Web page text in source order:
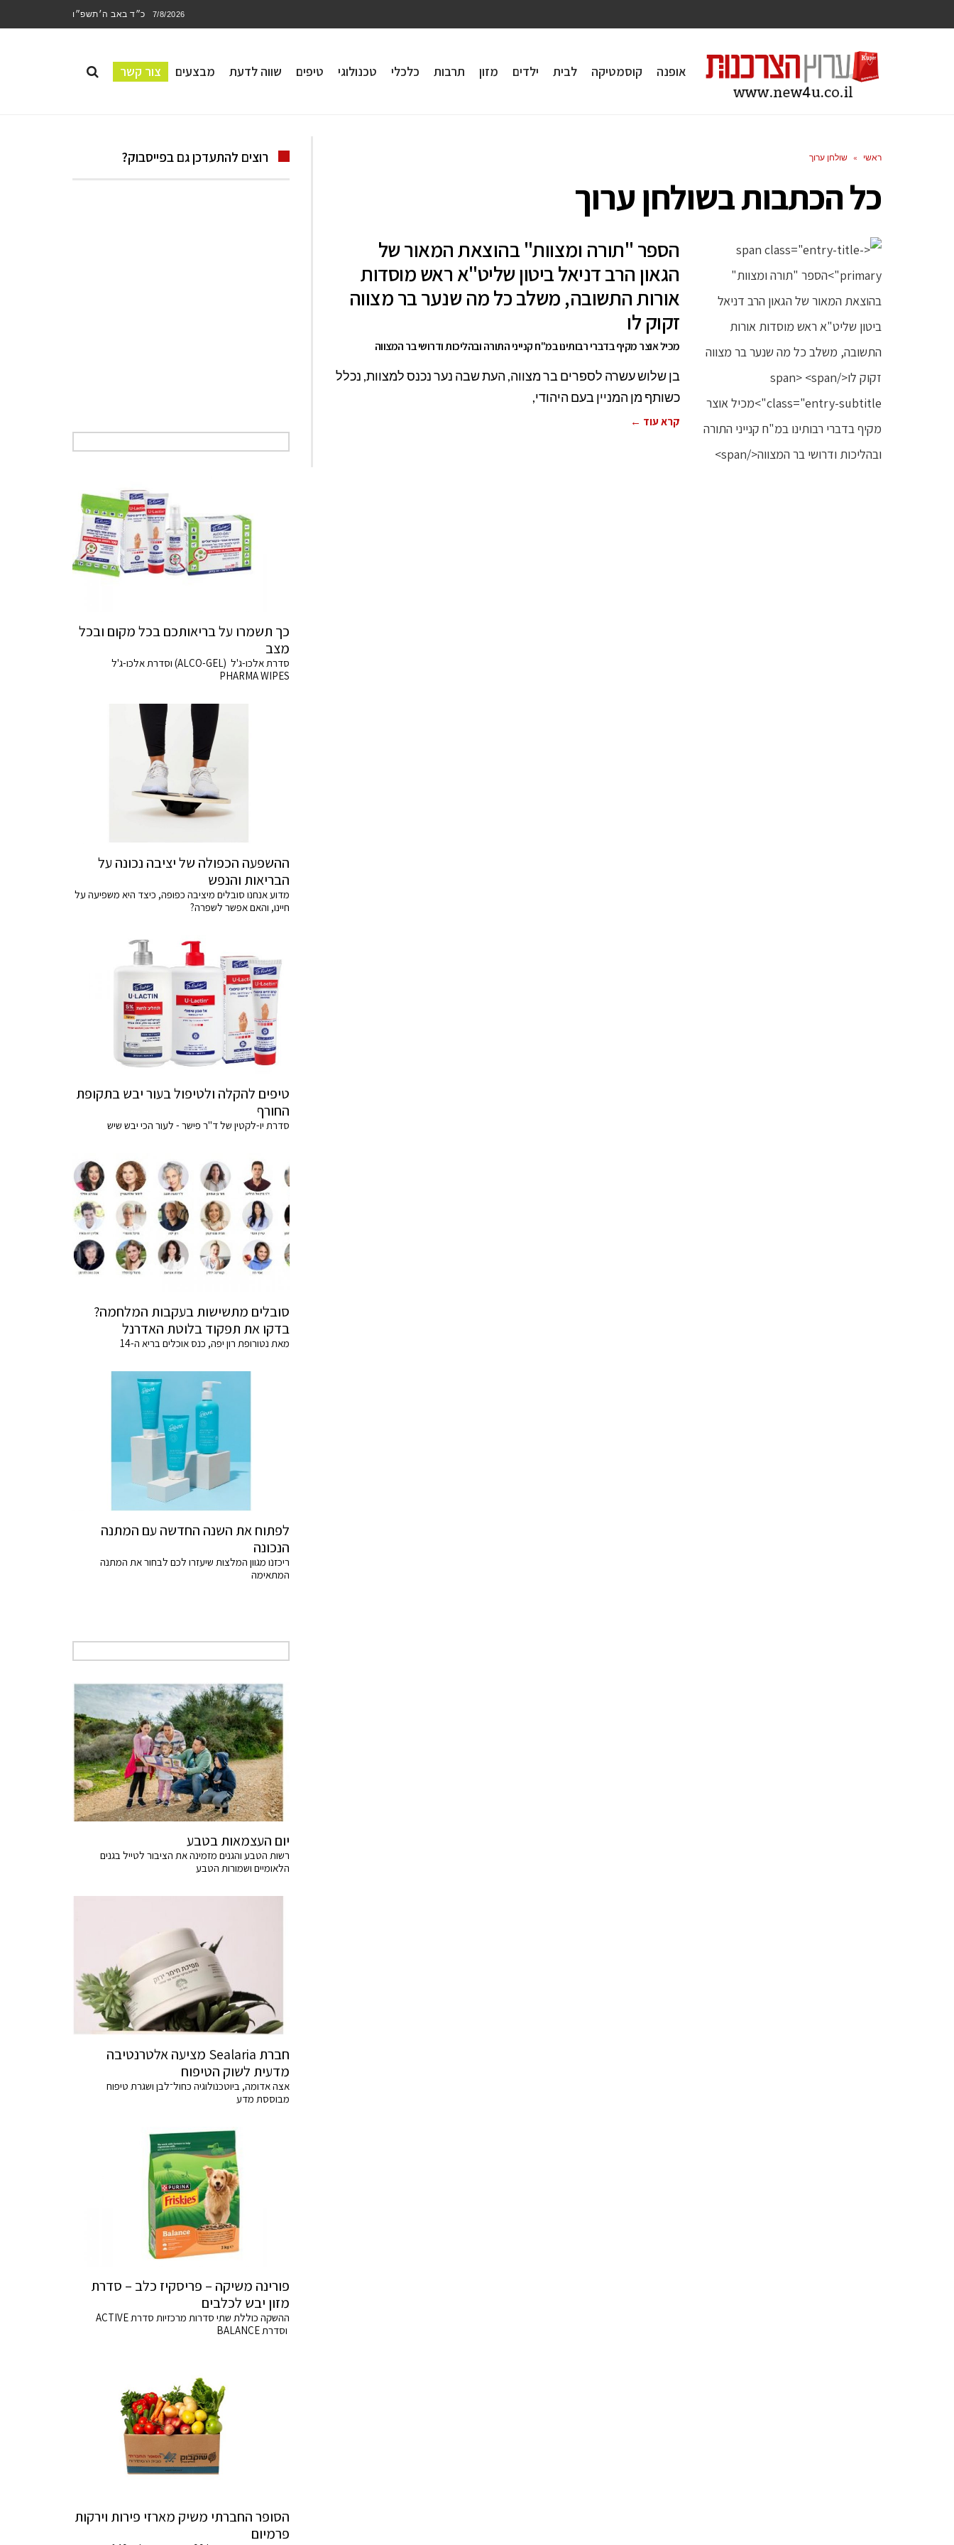
7/8/2026 כ״ד באב ה׳תשפ״ו
אופנה קוסמטיקה לבית ילדים מזון תרבות כלכלי טכנולוגי טיפים שווה לדעת מבצעים צור קשר
ראשי » שולחן ערוך
כל הכתבות בשולחן ערוך
הספר "תורה ומצוות" בהוצאת המאור של
הגאון הרב דניאל ביטון שליט"א ראש מוסדות
אורות התשובה, משלב כל מה שנער בר מצווה
זקוק לו
מכיל אוצר מקיף בדברי רבותינו במ"ח קנייני התורה ובהליכות ודרושי בר המצווה
בן שלוש עשרה לספרים בר מצווה, העת שבה נער נכנס למצוות, נכלל
כשותף מן המניין בעם היהודי,
קרא עוד ←
רוצים להתעדכן גם בפייסבוק?
כך תשמרו על בריאותכם בכל מקום ובכל
מצב
סדרת אלכו-ג'ל (ALCO-GEL) וסדרת אלכו-ג'ל
PHARMA WIPES
ההשפעה הכפולה של יציבה נכונה על
הבריאות והנפש
מדוע אנחנו סובלים מיציבה כפופה, כיצד היא משפיעה על
חיינו, והאם אפשר לשפרה?
טיפים להקלה ולטיפול בעור יבש בתקופת
החורף
סדרת יו-לקטין של ד"ר פישר - לעור הכי יבש שיש
סובלים מתשישות בעקבות המלחמה?
בדקו את תפקוד בלוטת האדרנל
מאת נטורופת רון יפה, כנס אוכלים בריא ה-14
לפתוח את השנה החדשה עם המתנה
הנכונה
ריכזנו מגוון המלצות שיעזרו לכם לבחור את המתנה
המתאימה
יום העצמאות בטבע
רשות הטבע והגנים מזמינה את הציבור לטייל בגנים
הלאומיים ושמורות הטבע
חברת Sealaria מציעה אלטרנטיבה
מדעית לשוק הטיפוח
אצה אדומה, ביוטכנולוגיה כחול־לבן ושגרת טיפוח
מבוססת מדע
פורינה משיקה – פריסקיז כלב – סדרת
מזון יבש לכלבים
ההשקה כוללת שתי סדרות מרכזיות סדרת ACTIVE
וסדרת BALANCE
הסופר החברתי משיק מארזי פירות וירקות
פרמיום